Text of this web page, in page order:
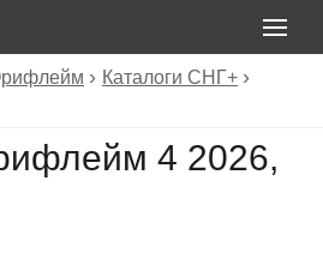
Каталоги СНГ+
4 2026,